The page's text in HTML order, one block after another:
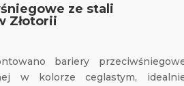
ze stali
Złotorii
bariery
w kolorze ceglastym,